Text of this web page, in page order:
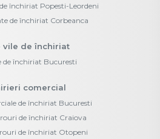
închiriat Popesti-Leordeni
de închiriat Corbeanca
vile de închiriat
de închiriat Bucuresti
comercial
de închiriat Bucuresti
de închiriat Craiova
de închiriat Otopeni